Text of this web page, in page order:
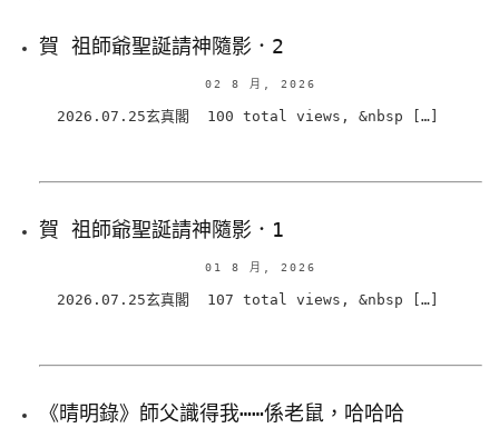
賀 祖師爺聖誕請神隨影．2
02 8 月, 2026
2026.07.25玄真閣 100 total views, &nbsp […]
賀 祖師爺聖誕請神隨影．1
01 8 月, 2026
2026.07.25玄真閣 107 total views, &nbsp […]
《晴明錄》師父識得我⋯⋯係老鼠，哈哈哈